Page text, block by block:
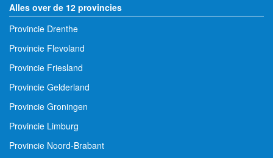
Alles over de 12 provincies
Provincie Drenthe
Provincie Flevoland
Provincie Friesland
Provincie Gelderland
Provincie Groningen
Provincie Limburg
Provincie Noord-Brabant